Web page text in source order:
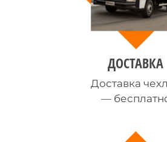
ДОСТАВКА
Доставка
—